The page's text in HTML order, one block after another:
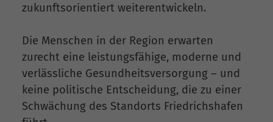
zukunftsorientiert weiterentwickeln.
Die Menschen in der Region erwarten
zurecht eine leistungsfähige, moderne und
verlässliche Gesundheitsversorgung – und
keine politische Entscheidung, die zu einer
Schwächung des Standorts Friedrichshafen